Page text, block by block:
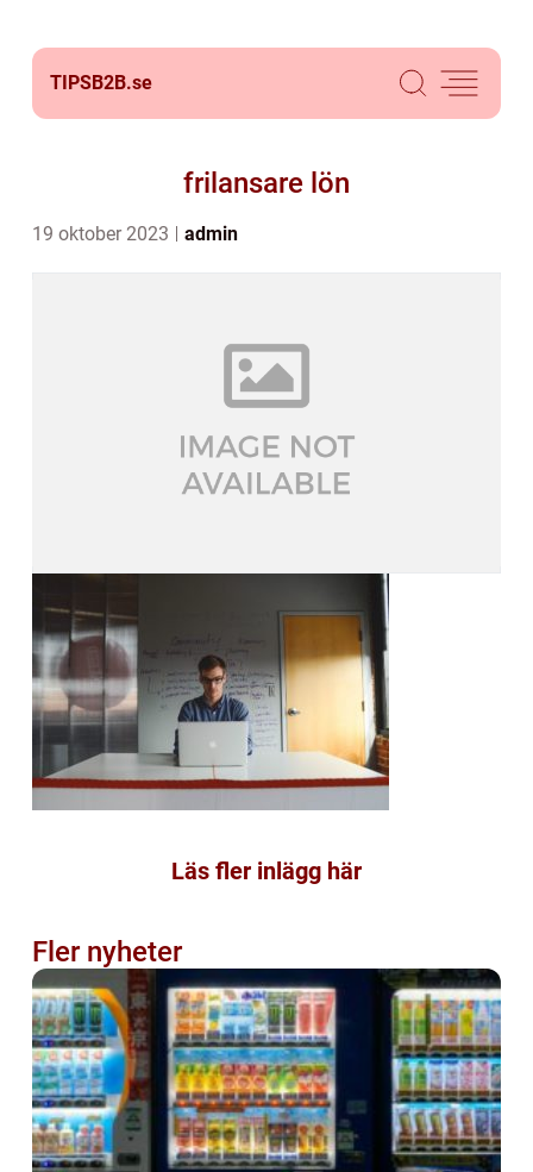
TIPSB2B.se
frilansare lön
19 oktober 2023 admin
Läs fler inlägg här
Fler nyheter